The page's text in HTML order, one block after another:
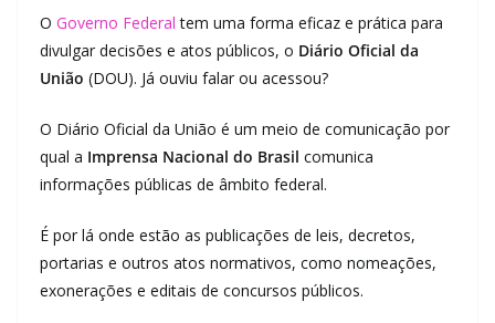
O Governo Federal tem uma forma eficaz e prática para
divulgar decisões e atos públicos, o Diário Oficial da
União (DOU). Já ouviu falar ou acessou?
O Diário Oficial da União é um meio de comunicação por
qual a Imprensa Nacional do Brasil comunica
informações públicas de âmbito federal.
É por lá onde estão as publicações de leis, decretos,
portarias e outros atos normativos, como nomeações,
exonerações e editais de concursos públicos.